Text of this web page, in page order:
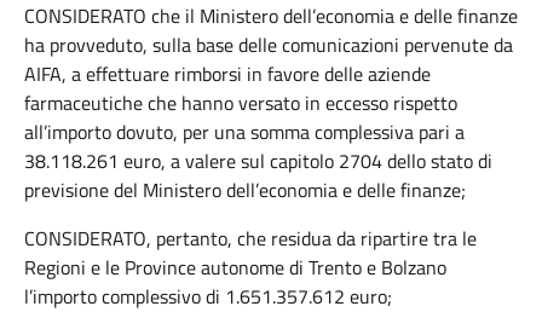
CONSIDERATO che il Ministero dell’economia e delle finanze
ha provveduto, sulla base delle comunicazioni pervenute da
AIFA, a effettuare rimborsi in favore delle aziende
farmaceutiche che hanno versato in eccesso rispetto
all’importo dovuto, per una somma complessiva pari a
38.118.261 euro, a valere sul capitolo 2704 dello stato di
previsione del Ministero dell’economia e delle finanze;
CONSIDERATO, pertanto, che residua da ripartire tra le
Regioni e le Province autonome di Trento e Bolzano
l’importo complessivo di 1.651.357.612 euro;